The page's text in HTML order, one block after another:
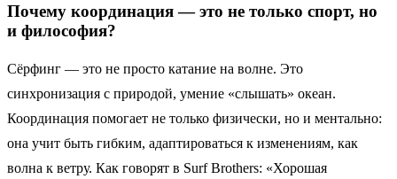
Почему координация — это не только спорт, но
и философия?
Сёрфинг — это не просто катание на волне. Это
синхронизация с природой, умение «слышать» океан.
Координация помогает не только физически, но и ментально:
она учит быть гибким, адаптироваться к изменениям, как
волна к ветру. Как говорят в Surf Brothers: «Хорошая